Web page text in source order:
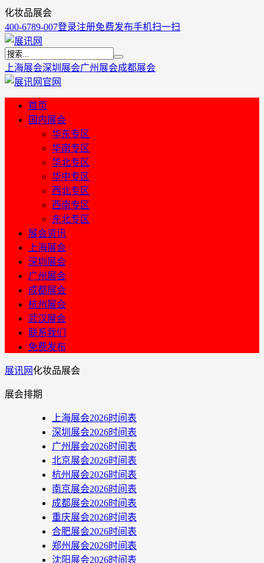
化妆品展会
400-6789-007登录注册免费发布手机扫一扫
上海展会深圳展会广州展会成都展会
首页
国内展会
华东专区
华南专区
华北专区
华中专区
西北专区
西南专区
东北专区
展会资讯
上海展会
深圳展会
广州展会
成都展会
杭州展会
武汉展会
联系我们
免费发布
展讯网化妆品展会
展会排期
上海展会2026时间表
深圳展会2026时间表
广州展会2026时间表
北京展会2026时间表
杭州展会2026时间表
南京展会2026时间表
成都展会2026时间表
重庆展会2026时间表
合肥展会2026时间表
郑州展会2026时间表
沈阳展会2026时间表